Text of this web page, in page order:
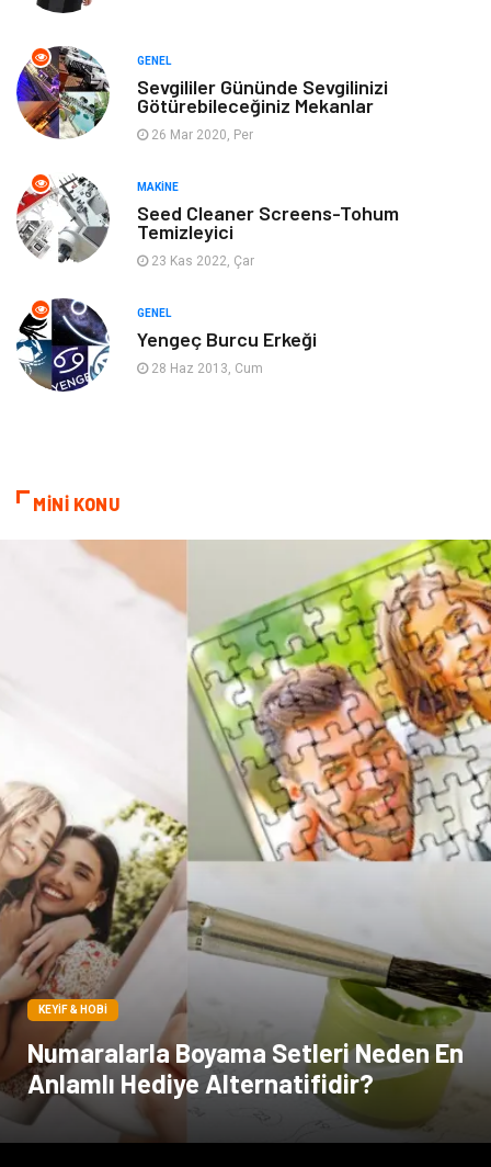
Anne & Çocuk Genel Kültür
Ev İşleri
Gençlik & Eğlence
Mobilya
Evlilik Rehberi
Astroloji Keyfinizi Kaçırmayın
Çadır
Pet Malzemeleri
GENEL
Sevgililer Gününde Sevgilinizi
Götürebileceğiniz Mekanlar
26 Mar 2020, Per
MAKINE
Seed Cleaner Screens-Tohum
Temizleyici
23 Kas 2022, Çar
GENEL
Yengeç Burcu Erkeği
28 Haz 2013, Cum
MİNİ KONU
KEYIF & HOBI
Numaralarla Boyama Setleri Neden En
Anlamlı Hediye Alternatifidir?